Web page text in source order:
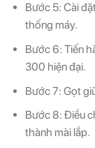
Bước 5: Cài
thống máy.
Bước 6: Tiến
300 hiện đại.
Bước 7: Gọt
Bước 8: Điều
thành mài lắp.